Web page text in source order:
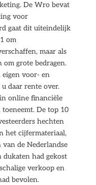
De Wro bevat
voor
gaat dit uiteindelijk
om
maar als
grote bedragen.
voor- en
daar rente over.
online financiële
De top 10
hechten
het cijfermateriaal,
de Nederlandse
had gekost
verkoop en
bevolen.